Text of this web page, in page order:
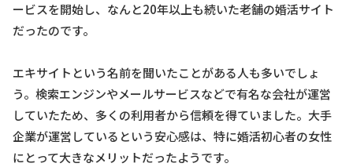
ービスを開始し、なんと20年以上も続いた老舗の婚活サイト
だったのです。
エキサイトという名前を聞いたことがある人も多いでしょ
う。検索エンジンやメールサービスなどで有名な会社が運営
していたため、多くの利用者から信頼を得ていました。大手
企業が運営しているという安心感は、特に婚活初心者の女性
にとって大きなメリットだったようです。